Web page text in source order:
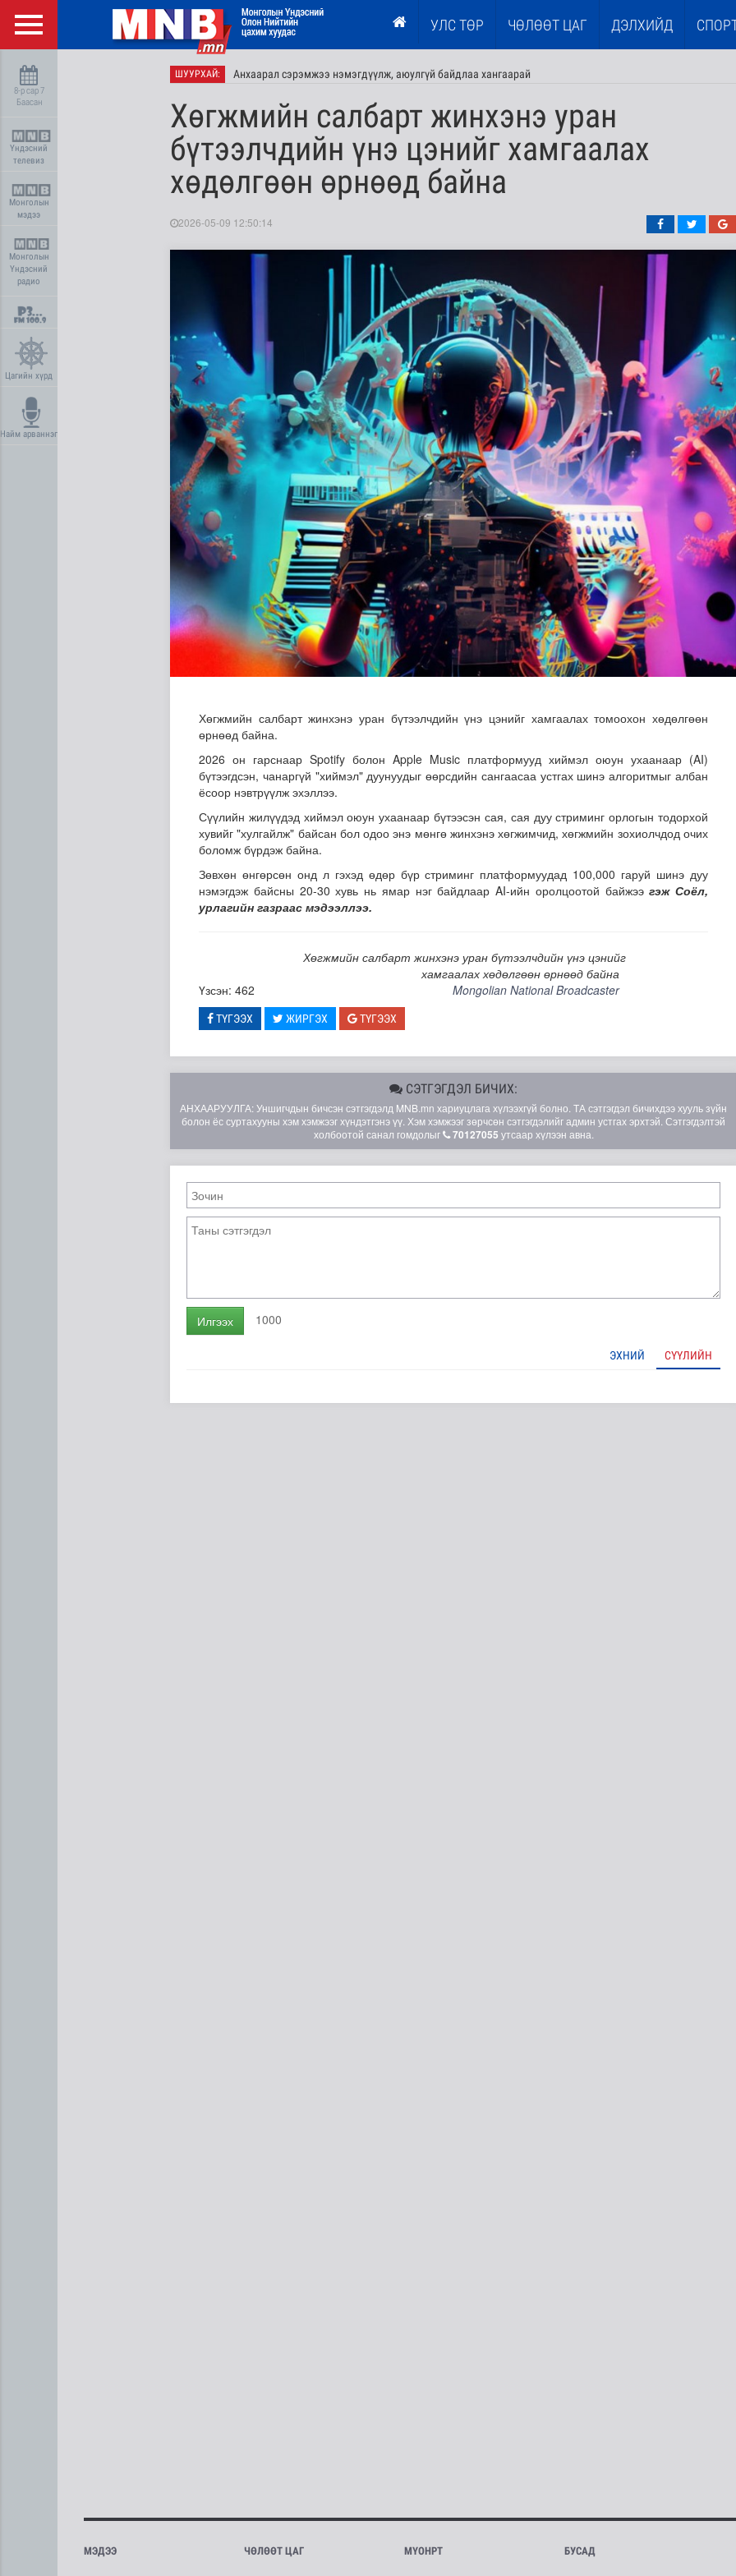
УЛС ТӨР ЧӨЛӨӨТ ЦАГ ДЭЛХИЙД
8-р сар 7
Баасан
Үндэсний
телевиз
Монголын
мэдээ
Монголын
Үндэсний
радио
Цагийн хүрд
Найм арваннэг
ШУУРХАЙ: Анхаарал сэрэмжээ нэмэгдүүлж, аюулгүй байдлаа хангаарай
Нийгмийн даатгалын сангийн хөрөнгө 7.6 тэрбум төгрөгөөр арвижлаа
Сумдын халаалтын төвүүдийн засвар, шинэчлэлийг бүрэн хийж, хувийн хэвшил рүү м..
Эртний ойг хамгаалахын тулд Канадын иргэд мод бэлтгэгчдийн замыг хааж байна
Хөгжмийн салбарт жинхэнэ уран
бүтээлчдийн үнэ цэнийг хамгаалах
хөдөлгөөн өрнөөд байна
2026-05-09 12:50:14
Хөгжмийн салбарт жинхэнэ уран бүтээлчдийн үнэ цэнийг хамгаалах томоохон хөдөлгөөн
өрнөөд байна.
2026 он гарснаар Spotify болон Apple Music платформууд хиймэл оюун ухаанаар (AI)
бүтээгдсэн, чанаргүй "хиймэл" дуунуудыг өөрсдийн сангаасаа устгах шинэ алгоритмыг албан
ёсоор нэвтрүүлж эхэллээ.
Сүүлийн жилүүдэд хиймэл оюун ухаанаар бүтээсэн сая, сая дуу стриминг орлогын тодорхой
хувийг "хулгайлж" байсан бол одоо энэ мөнгө жинхэнэ хөгжимчид, хөгжмийн зохиолчдод очих
боломж бүрдэж байна.
Зөвхөн өнгөрсөн онд л гэхэд өдөр бүр стриминг платформуудад 100,000 гаруй шинэ дуу
нэмэгдэж байсны 20-30 хувь нь ямар нэг байдлаар AI-ийн оролцоотой байжээгэж Соёл,
урлагийн газраас мэдээллээ.
Хөгжмийн салбарт жинхэнэ уран бүтээлчдийн үнэ цэнийг
хамгаалах хөдөлгөөн өрнөөд байна
Үзсэн: 462
Mongolian National Broadcaster
ТҮГЭЭХ ЖИРГЭХ ТҮГЭЭХ
СЭТГЭГДЭЛ БИЧИХ:
АНХААРУУЛГА: Уншигчдын бичсэн сэтгэгдэлд MNB.mn хариуцлага хүлээхгүй болно. ТА сэтгэгдэл бичихдээ хууль зүйн
болон ёс суртахууны хэм хэмжээг хүндэтгэнэ үү. Хэм хэмжээг зөрчсөн сэтгэгдэлийг админ устгах эрхтэй. Сэтгэгдэлтэй
холбоотой санал гомдолыг
70127055 утсаар хүлээн авна.
Илгээх 1000
ЭХНИЙ СҮҮЛИЙН
МЭДЭЭ ЧӨЛӨӨТ ЦАГ МҮОНРТ БУСАД